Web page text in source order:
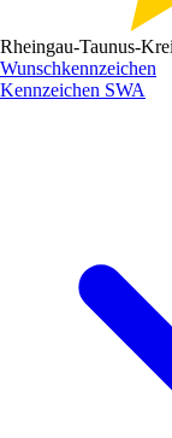
Rheingau-Taunus-
Wunschkennzeichen
Kennzeichen SWA